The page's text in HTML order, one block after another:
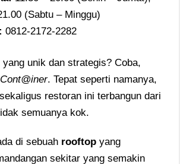
(Sabtu – Minggu)
: 0812-2172-2282
yang unik dan strategis? Coba,
Cont@iner. Tepat seperti namanya,
restoran ini terbangun dari
semuanya kok.
di sebuah rooftop yang
sekitar yang semakin